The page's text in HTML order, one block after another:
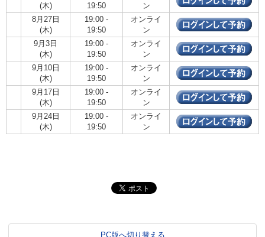
(木)
19:50
ン
8月27日
(木)
19:00 -
19:50
オンライ
ン
9月3日
(木)
19:00 -
19:50
オンライ
ン
9月10日
(木)
19:00 -
19:50
オンライ
ン
9月17日
(木)
19:00 -
19:50
オンライ
ン
9月24日
(木)
19:00 -
19:50
オンライ
ン
PC版へ切り替える